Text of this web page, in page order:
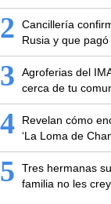
2
Cancillería
Rusia y que
3
Agroferias del
cerca de tu
4
Revelan cómo
‘La Loma de
5
Tres hermanas
familia no les